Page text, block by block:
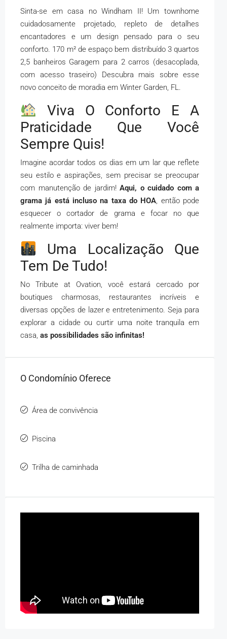
Sinta-se em casa no Windham II! Um townhome
cuidadosamente projetado, repleto de detalhes
encantadores e um design pensado para o seu
conforto. 170 m² de espaço bem distribuído 3 quartos
2,5 banheiros Garagem para 2 carros (desacoplada,
com acesso traseiro) Descubra mais sobre esse
novo conceito de moradia em Winter Garden, FL.
Viva O Conforto E A
Praticidade Que Você
Sempre Quis!
Imagine acordar todos os dias em um lar que reflete
seu estilo e aspirações, sem precisar se preocupar
com manutenção de jardim! Aqui, o cuidado com a
grama já está incluso na taxa do HOA, então pode
esquecer o cortador de grama e focar no que
realmente importa: viver bem!
Uma Localização Que
Tem De Tudo!
No Tribute at Ovation, você estará cercado por
boutiques charmosas, restaurantes incríveis e
diversas opções de lazer e entretenimento. Seja para
explorar a cidade ou curtir uma noite tranquila em
casa, as possibilidades são infinitas!
O Condomínio Oferece
Área de convivência
Piscina
Trilha de caminhada